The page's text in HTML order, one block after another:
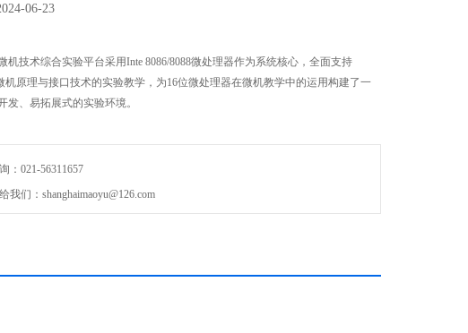
06-23
机技术综合实验平台采用Inte 8086/8088微处理器作为系统核心，全面支持
机原理与接口技术的实验教学，为16位微处理器在微机教学中的运用构建了一
发、易拓展式的实验环境。
：021-56311657
我们：shanghaimaoyu@126.com